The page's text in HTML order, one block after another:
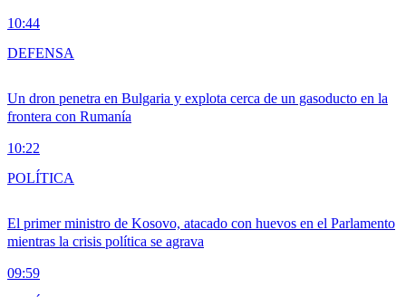
10:44
Un dron penetra en Bulgaria y explota cerca de un gasoducto en la
frontera con Rumanía
10:22
DEFENSA
El primer ministro de Kosovo, atacado con huevos en el Parlamento
mientras la crisis política se agrava
09:59
POLÍTICA